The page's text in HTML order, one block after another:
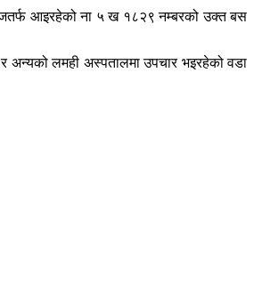
आइरहेको ना ५ ख १८२९ नम्बरको उक्त बस
अन्यको लमही अस्पतालमा उपचार भइरहेको वडा